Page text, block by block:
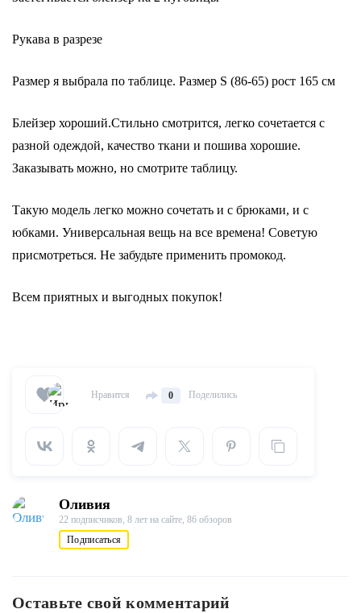
Рукава в разрезе
Размер я выбрала по таблице. Размер S (86-65) рост 165 см
Блейзер хороший.Стильно смотрится, легко сочетается с
разной одеждой, качество ткани и пошива хорошие.
Заказывать можно, но смотрите таблицу.
Такую модель легко можно сочетать и с брюками, и с
юбками. Универсальная вещь на все времена! Советую
присмотреться. Не забудьте применить промокод.
Всем приятных и выгодных покупок!
Нравится 0 Поделились
Оливия
22 подписчиков, 8 лет на сайте, 86 обзоров
Подписаться
Оставьте свой комментарий